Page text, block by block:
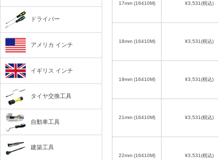
17mm (16410M) ¥3,531(税込)
18mm (16410M) ¥3,531(税込)
19mm (16410M) ¥3,531(税込)
21mm (16410M) ¥3,531(税込)
22mm (16410M) ¥3,531(税込)
ドライバー
アメリカ インチ
イギリス インチ
タイヤ交換工具
自動車工具
建築工具